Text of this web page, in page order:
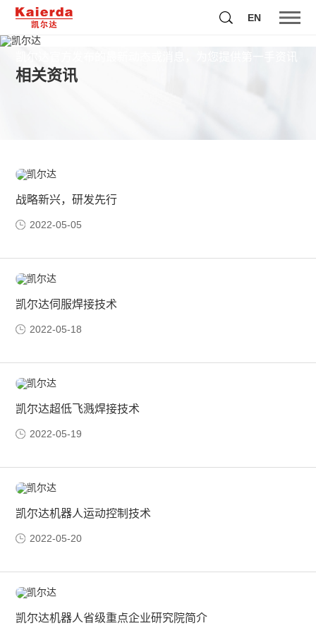
EN
相关资讯
战略新兴，研发先行
2022-05-05
凯尔达伺服焊接技术
2022-05-18
凯尔达超低飞溅焊接技术
2022-05-19
凯尔达机器人运动控制技术
2022-05-20
凯尔达机器人省级重点企业研究院简介